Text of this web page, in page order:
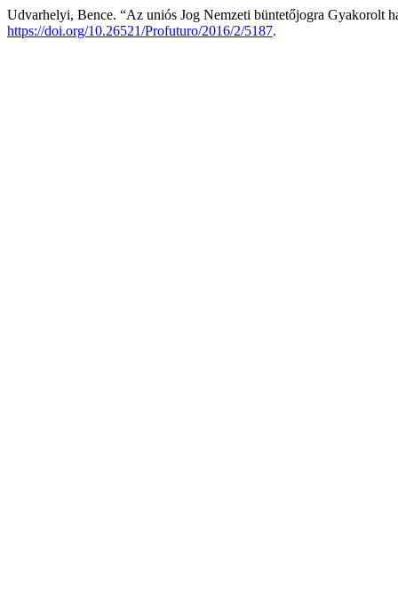
Udvarhelyi, Bence. “Az uniós Jog Nemzeti büntetőjogra Gyakorolt
https://doi.org/10.26521/Profuturo/2016/2/5187.